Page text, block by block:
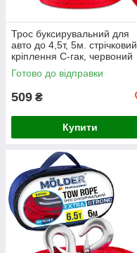
Трос буксирувальний для
авто до 4,5т, 5м. стрічковий,
кріплення С-гак, червоний
Molder MA21455
Готово до відправки
509 ₴
Купити